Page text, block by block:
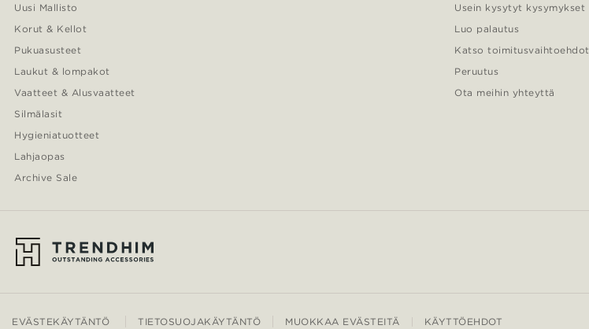
Uusi Mallisto
Korut & Kellot
Pukuasusteet
Laukut & lompakot
Vaatteet & Alusvaatteet
Silmälasit
Hygieniatuotteet
Lahjaopas
Archive Sale
Usein kysytyt kysymykset
Luo palautus
Katso toimitusvaihtoehdot
Peruutus
Ota meihin yhteyttä
EVÄSTEKÄYTÄNTÖ TIETOSUOJAKÄYTÄNTÖ MUOKKAA EVÄSTEITÄ KÄYTTÖEHDOT